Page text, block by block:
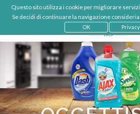
Questo sito utilizza i cookie per migliorare
Se decidi di continuare la navigazione
OK Privacy
€
LOGIN